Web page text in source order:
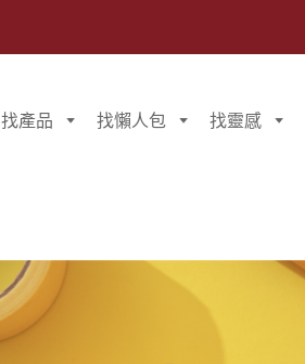
找產品 找懶人包 找靈感